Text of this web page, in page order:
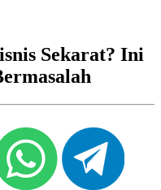
Sekarat? Ini